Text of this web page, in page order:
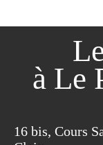
à Le
16 bis, Cours